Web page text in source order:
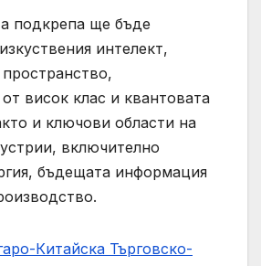
подкрепа ще бъде
интелект,
висок клас и квантовата
и ключови области на
включително
бъдещата информация
Китайска Търговско-